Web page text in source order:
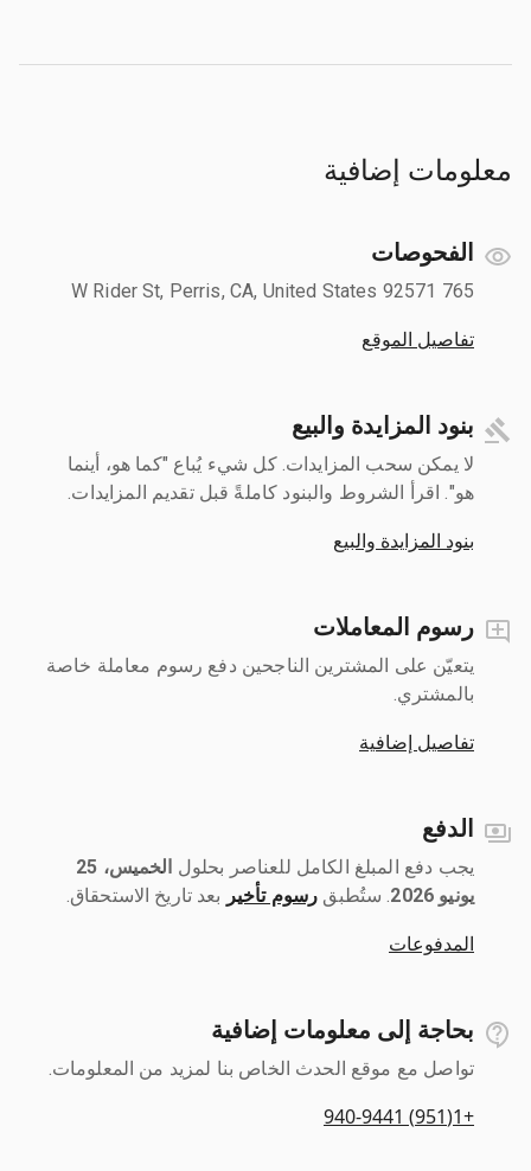
معلومات إضافية
الفحوصات
765 W Rider St, Perris, CA, United States 92571
تفاصيل الموقع
بنود المزايدة والبيع
لا يمكن سحب المزايدات. كل شيء يُباع "كما هو، أينما
هو". اقرأ الشروط والبنود كاملةً قبل تقديم المزايدات.
بنود المزايدة والبيع
رسوم المعاملات
يتعيّن على المشترين الناجحين دفع رسوم معاملة خاصة
بالمشتري.
تفاصيل إضافية
الدفع
يجب دفع المبلغ الكامل للعناصر بحلول ‎
الخميس، 25
يونيو 2026
رسوم تأخير بعد تاريخ الاستحقاق.
المدفوعات
بحاجة إلى معلومات إضافية
تواصل مع موقع الحدث الخاص بنا لمزيد من المعلومات.
+1(951) 940-9441